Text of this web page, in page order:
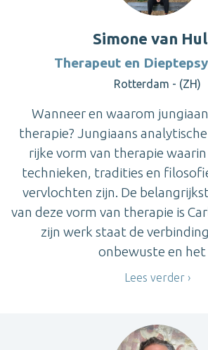
Simone van
Therapeut en
Rotterdam - (ZH)
Wanneer en waarom
therapie? Jungiaans
rijke vorm van therapie
technieken, tradities en
vervlochten zijn. De
van deze vorm van therapie is
zijn werk staat de
onbewuste en het
Lees verder